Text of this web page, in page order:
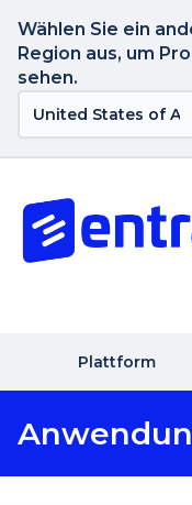
Wählen Sie ein
Region aus, um
sehen.
Plattform